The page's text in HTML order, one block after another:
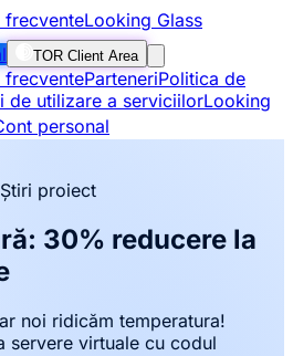
frecventeLooking Glass
TOR Client Area
frecventeParteneriPolitica de
de utilizare a serviciilorLooking
personal
Știri proiect
30% reducere la
noi ridicăm temperatura!
servere virtuale cu codul